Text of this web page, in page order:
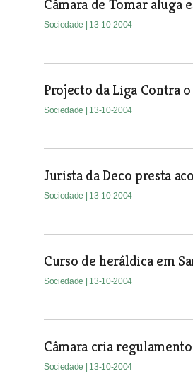
Câmara de Tomar aluga
Sociedade | 13-10-2004
Projecto da Liga Contra
Sociedade | 13-10-2004
Jurista da Deco presta
Sociedade | 13-10-2004
Curso de heráldica em
Sociedade | 13-10-2004
Câmara cria
Sociedade | 13-10-2004